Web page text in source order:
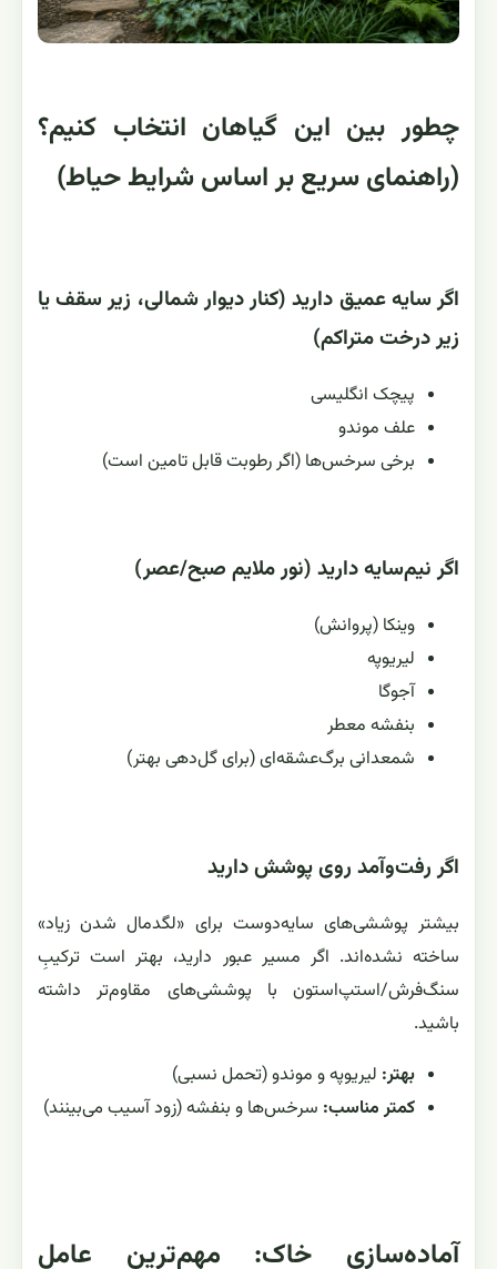
چطور بین این گیاهان انتخاب کنیم؟
(راهنمای سریع بر اساس شرایط حیاط)
اگر سایه عمیق دارید (کنار دیوار شمالی، زیر سقف یا
زیر درخت متراکم)
پیچک انگلیسی
علف موندو
برخی سرخس‌ها (اگر رطوبت قابل تامین است)
اگر نیم‌سایه دارید (نور ملایم صبح/عصر)
وینکا (پروانش)
لیریوپه
آجوگا
بنفشه معطر
شمعدانی برگ‌عشقه‌ای (برای گل‌دهی بهتر)
اگر رفت‌وآمد روی پوشش دارید
بیشتر پوششی‌های سایه‌دوست برای «لگدمال شدن زیاد»
ساخته نشده‌اند. اگر مسیر عبور دارید، بهتر است ترکیبِ
سنگ‌فرش/استپ‌استون با پوششی‌های مقاوم‌تر داشته
باشید.
بهتر: لیریوپه و موندو (تحمل نسبی)
کمتر مناسب: سرخس‌ها و بنفشه (زود آسیب می‌بینند)
آماده‌سازی خاک: مهم‌ترین عامل